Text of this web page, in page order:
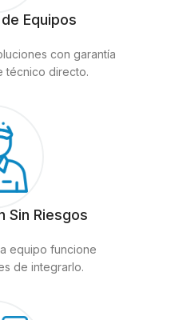
Equipos
con garantía
técnico directo.
Sin Riesgos
equipo funcione
de integrarlo.